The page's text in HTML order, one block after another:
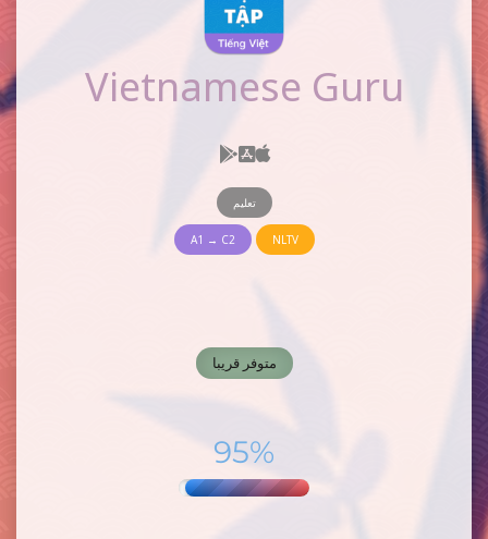
Vietnamese Guru
تعليم
NLTV
A1 → C2
متوفر قريبا
95%